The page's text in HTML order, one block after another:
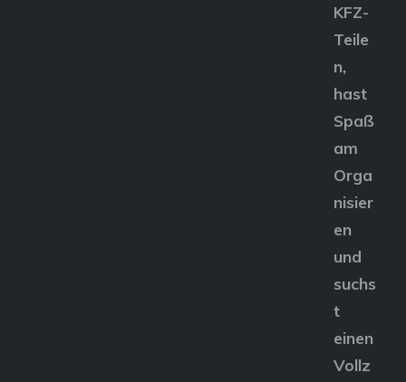
KFZ-
Teile
n,
hast
Spaß
am
Orga
nisier
en
und
suchs
t
einen
Vollz